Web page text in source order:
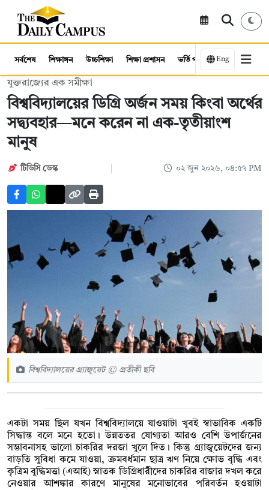
সর্বশেষ শিক্ষাঙ্গন উচ্চশিক্ষা শিক্ষা প্রশাসন ভর্তি পরীক্ষা কর্মসংস্থান
Eng
যুক্তরাজ্যের এক সমীক্ষা
বিশ্ববিদ্যালয়ের ডিগ্রি অর্জন সময় কিংবা অর্থের
সদ্ব্যবহার—মনে করেন না এক-তৃতীয়াংশ
মানুষ
টিডিসি ডেস্ক ০২ জুন ২০২৬, ০৪:৫৭ PM
বিশ্ববিদ্যালয়ের গ্র্যাজুয়েট © প্রতীকী ছবি
একটা সময় ছিল যখন বিশ্ববিদ্যালয়ে যাওয়াটা খুবই স্বাভাবিক একটি
সিদ্ধান্ত বলে মনে হতো। উন্নততর যোগ্যতা আরও বেশি উপার্জনের
সম্ভাবনাসহ ভালো চাকরির দরজা খুলে দিত। কিন্তু গ্র্যাজুয়েটদের জন্য
বাড়তি সুবিধা কমে যাওয়া, ক্রমবর্ধমান ছাত্র ঋণ নিয়ে ক্ষোভ বৃদ্ধি এবং
কৃত্রিম বুদ্ধিমত্তা (এআই) স্নাতক ডিগ্রিধারীদের চাকরির বাজার দখল করে
নেওয়ার আশঙ্কার কারণে মানুষের মনোভাবের পরিবর্তন হওয়াটা